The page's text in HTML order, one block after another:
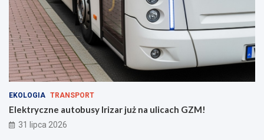
EKOLOGIA TRANSPORT
Elektryczne autobusy Irizar już na ulicach GZM!
31 lipca 2026